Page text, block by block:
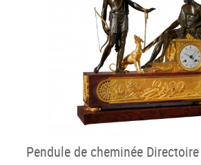
Pendule de cheminée